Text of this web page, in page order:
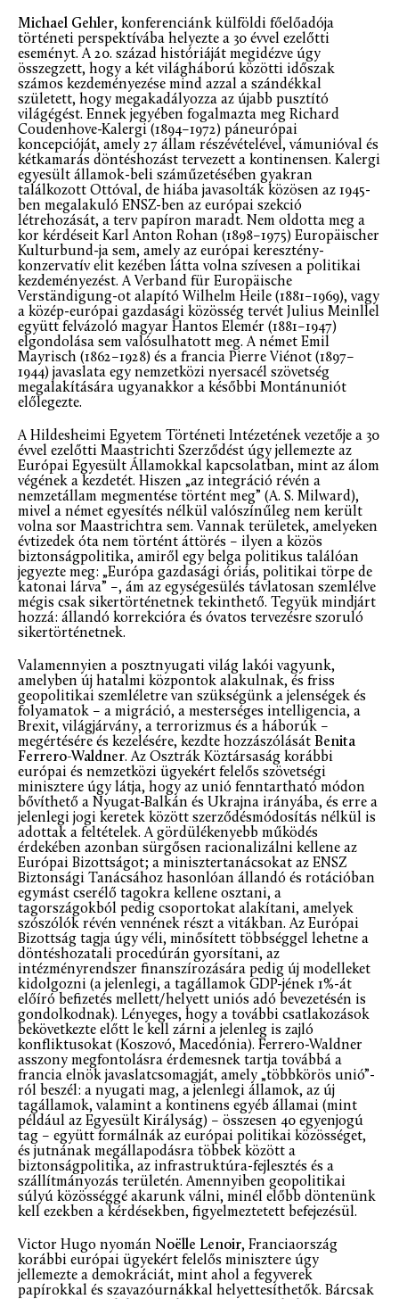
Michael Gehler, konferenciánk külföldi főelőadója
történeti perspektívába helyezte a 30 évvel ezelőtti
eseményt. A 20. század históriáját megidézve úgy
összegzett, hogy a két világháború közötti időszak
számos kezdeményezése mind azzal a szándékkal
született, hogy megakadályozza az újabb pusztító
világégést. Ennek jegyében fogalmazta meg Richard
Coudenhove-Kalergi (1894–1972) páneurópai
koncepcióját, amely 27 állam részévételével, vámunióval és
kétkamarás döntéshozást tervezett a kontinensen. Kalergi
egyesült államok-beli száműzetésében gyakran
találkozott Ottóval, de hiába javasolták közösen az 1945-
ben megalakuló ENSZ-ben az európai szekció
létrehozását, a terv papíron maradt. Nem oldotta meg a
kor kérdéseit Karl Anton Rohan (1898–1975) Europäischer
Kulturbund-ja sem, amely az európai keresztény-
konzervatív elit kezében látta volna szívesen a politikai
kezdeményezést. A Verband für Europäische
Verständigung-ot alapító Wilhelm Heile (1881–1969), vagy
a közép-európai gazdasági közösség tervét Julius Meinllel
együtt felvázoló magyar Hantos Elemér (1881–1947)
elgondolása sem valósulhatott meg. A német Emil
Mayrisch (1862–1928) és a francia Pierre Viénot (1897–
1944) javaslata egy nemzetközi nyersacél szövetség
megalakítására ugyanakkor a későbbi Montánuniót
előlegezte.
A Hildesheimi Egyetem Történeti Intézetének vezetője a 30
évvel ezelőtti Maastrichti Szerződést úgy jellemezte az
Európai Egyesült Államokkal kapcsolatban, mint az álom
végének a kezdetét. Hiszen „az integráció révén a
nemzetállam megmentése történt meg” (A. S. Milward),
mivel a német egyesítés nélkül valószínűleg nem került
volna sor Maastrichtra sem. Vannak területek, amelyeken
évtizedek óta nem történt áttörés – ilyen a közös
biztonságpolitika, amiről egy belga politikus találóan
jegyezte meg: „Európa gazdasági óriás, politikai törpe de
katonai lárva” –, ám az egységesülés távlatosan szemlélve
mégis csak sikertörténetnek tekinthető. Tegyük mindjárt
hozzá: állandó korrekcióra és óvatos tervezésre szoruló
sikertörténetnek.
Valamennyien a posztnyugati világ lakói vagyunk,
amelyben új hatalmi központok alakulnak, és friss
geopolitikai szemléletre van szükségünk a jelenségek és
folyamatok – a migráció, a mesterséges intelligencia, a
Brexit, világjárvány, a terrorizmus és a háborúk –
megértésére és kezelésére, kezdte hozzászólását Benita
Ferrero-Waldner. Az Osztrák Köztársaság korábbi
európai és nemzetközi ügyekért felelős szövetségi
minisztere úgy látja, hogy az unió fenntartható módon
bővíthető a Nyugat-Balkán és Ukrajna irányába, és erre a
jelenlegi jogi keretek között szerződésmódosítás nélkül is
adottak a feltételek. A gördülékenyebb működés
érdekében azonban sürgősen racionalizálni kellene az
Európai Bizottságot; a minisztertanácsokat az ENSZ
Biztonsági Tanácsához hasonlóan állandó és rotációban
egymást cserélő tagokra kellene osztani, a
tagországokból pedig csoportokat alakítani, amelyek
szószólók révén vennének részt a vitákban. Az Európai
Bizottság tagja úgy véli, minősített többséggel lehetne a
döntéshozatali procedúrán gyorsítani, az
intézményrendszer finanszírozására pedig új modelleket
kidolgozni (a jelenlegi, a tagállamok GDP-jének 1%-át
előíró befizetés mellett/helyett uniós adó bevezetésén is
gondolkodnak). Lényeges, hogy a további csatlakozások
bekövetkezte előtt le kell zárni a jelenleg is zajló
konfliktusokat (Koszovó, Macedónia). Ferrero-Waldner
asszony megfontolásra érdemesnek tartja továbbá a
francia elnök javaslatcsomagját, amely „többkörös unió”-
ról beszél: a nyugati mag, a jelenlegi államok, az új
tagállamok, valamint a kontinens egyéb államai (mint
például az Egyesült Királyság) – összesen 40 egyenjogú
tag – együtt formálnák az európai politikai közösséget,
és jutnának megállapodásra többek között a
biztonságpolitika, az infrastruktúra-fejlesztés és a
szállítmányozás területén. Amennyiben geopolitikai
súlyú közösséggé akarunk válni, minél előbb döntenünk
kell ezekben a kérdésekben, figyelmeztetett befejezésül.
Victor Hugo nyomán Noëlle Lenoir, Franciaország
korábbi európai ügyekért felelős minisztere úgy
jellemezte a demokráciát, mint ahol a fegyverek
papírokkal és szavazóurnákkal helyettesíthetők. Bárcsak